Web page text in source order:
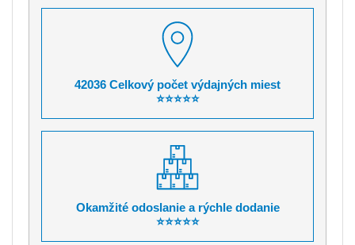
42036 Celkový počet výdajných miest
⭐⭐⭐⭐⭐
Okamžité odoslanie a rýchle dodanie
⭐⭐⭐⭐⭐